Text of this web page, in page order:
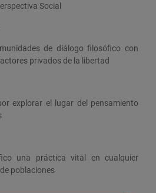
Social
de diálogo filosófico con
privados de la libertad
explorar el lugar del pensamiento
una práctica vital en cualquier
poblaciones